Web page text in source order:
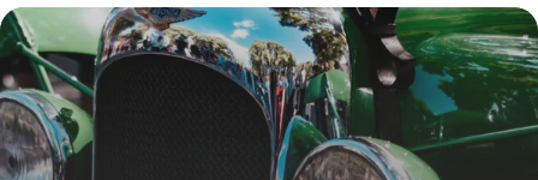
28 mai 2026